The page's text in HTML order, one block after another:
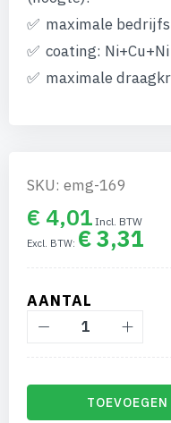
maximale
coating:
maximale
SKU: emg-169
€ 4,01
€ 3,31
AANTAL